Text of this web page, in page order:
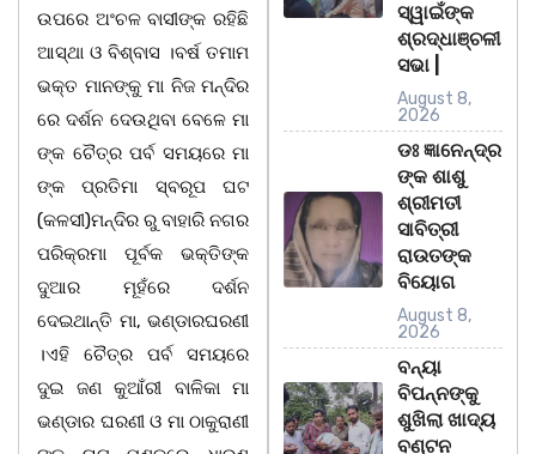
ଉପରେ ଅଂଚଳ ବାସୀଙ୍କ ରହିଛି
ଆସ୍ଥା ଓ ବିଶ୍ବାସ ।ବର୍ଷ ତମାମ
ଭକ୍ତ ମାନଙ୍କୁ ମା ନିଜ ମନ୍ଦିର
ରେ ଦର୍ଶନ ଦେଉଥିବା ବେଳେ ମା
ଙ୍କ ଚୈତ୍ର ପର୍ବ ସମୟରେ ମା
ଙ୍କ ପ୍ରତିମା ସ୍ବରୂପ ଘଟ
(କଳସୀ)ମନ୍ଦିର ରୁ ବାହାରି ନଗର
ପରିକ୍ରମା ପୂର୍ବକ ଭକ୍ତିଙ୍କ
ଦୁଆର ମୂହଁରେ ଦର୍ଶନ
ଦେଇଥାନ୍ତି ମା, ଭଣ୍ଡାରଘରଣୀ
।ଏହି ଚୈତ୍ର ପର୍ବ ସମୟରେ
ଦୁଇ ଜଣ କୁଆଁରୀ ବାଳିକା ମା
ଭଣ୍ଡାର ଘରଣୀ ଓ ମା ଠାକୁରାଣୀ
ସ୍ୱାଇଁଙ୍କ
ଶ୍ରଦ୍ଧାଞ୍ଚଳୀ
ସଭା |
August 8,
2026
ଡଃ ଜ୍ଞାନେନ୍ଦ୍ର
ଙ୍କ ଶାଶୁ
ଶ୍ରୀମତୀ
ସାବିତ୍ରୀ
ରାଉତଙ୍କ
ବିୟୋଗ
August 8,
2026
ବନ୍ୟା
ବିପନ୍ନଙ୍କୁ
ଶୁଖିଲା ଖାଦ୍ୟ
ବଣ୍ଟନ